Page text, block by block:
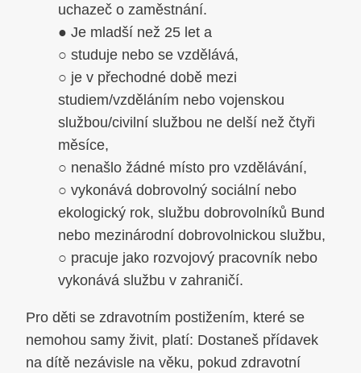
uchazeč o zaměstnání.
● Je mladší než 25 let a
○ studuje nebo se vzdělává,
○ je v přechodné době mezi
studiem/vzděláním nebo vojenskou
službou/civilní službou ne delší než čtyři
měsíce,
○ nenašlo žádné místo pro vzdělávání,
○ vykonává dobrovolný sociální nebo
ekologický rok, službu dobrovolníků Bund
nebo mezinárodní dobrovolnickou službu,
○ pracuje jako rozvojový pracovník nebo
vykonává službu v zahraničí.
Pro děti se zdravotním postižením, které se
nemohou samy živit, platí: Dostaneš přídavek
na dítě nezávisle na věku, pokud zdravotní